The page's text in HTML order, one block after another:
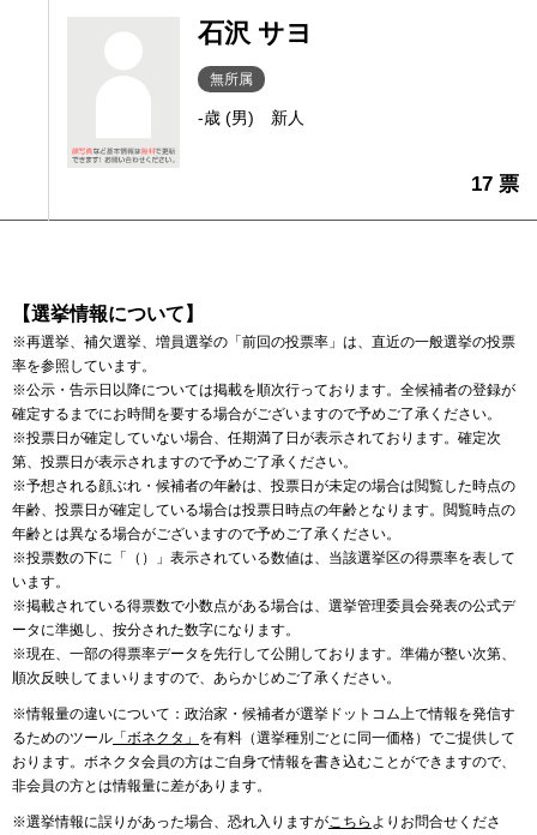
石沢 サヨ
無所属
-歳 (男) 新人
17 票
【選挙情報について】
※再選挙、補欠選挙、増員選挙の「前回の投票率」は、直近の一般選挙の投票
率を参照しています。
※公示・告示日以降については掲載を順次行っております。全候補者の登録が
確定するまでにお時間を要する場合がございますので予めご了承ください。
※投票日が確定していない場合、任期満了日が表示されております。確定次
第、投票日が表示されますので予めご了承ください。
※予想される顔ぶれ・候補者の年齢は、投票日が未定の場合は閲覧した時点の
年齢、投票日が確定している場合は投票日時点の年齢となります。閲覧時点の
年齢とは異なる場合がございますので予めご了承ください。
※投票数の下に「（）」表示されている数値は、当該選挙区の得票率を表して
います。
※掲載されている得票数で小数点がある場合は、選挙管理委員会発表の公式デ
ータに準拠し、按分された数字になります。
※現在、一部の得票率データを先行して公開しております。準備が整い次第、
順次反映してまいりますので、あらかじめご了承ください。
※情報量の違いについて：政治家・候補者が選挙ドットコム上で情報を発信す
るためのツール 「ボネクタ」 を有料（選挙種別ごとに同一価格）でご提供して
おります。ボネクタ会員の方はご自身で情報を書き込むことができますので、
非会員の方とは情報量に差があります。
※選挙情報に誤りがあった場合、恐れ入りますがこちら よりお問合せくださ